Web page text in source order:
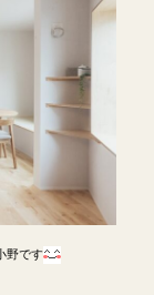
野です